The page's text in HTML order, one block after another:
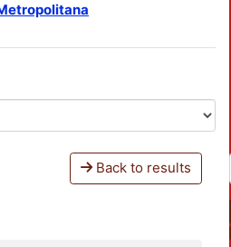
Back to results